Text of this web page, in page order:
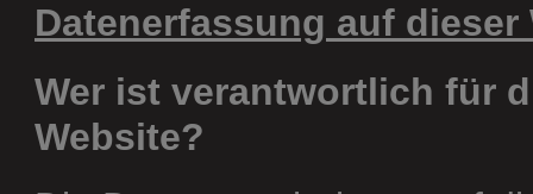
Datenerfassung auf dieser
Wer ist verantwortlich für
Website?